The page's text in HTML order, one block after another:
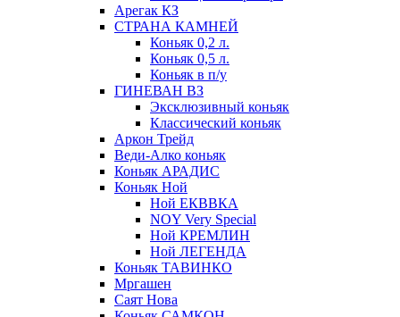
Арегак КЗ
СТРАНА КАМНЕЙ
Коньяк 0,2 л.
Коньяк 0,5 л.
Коньяк в п/у
ГИНЕВАН ВЗ
Эксклюзивный коньяк
Классический коньяк
Аркон Трейд
Веди-Алко коньяк
Коньяк АРАДИС
Коньяк Ной
Ной ЕКВВКА
NOY Very Special
Ной КРЕМЛИН
Ной ЛЕГЕНДА
Коньяк ТАВИНКО
Мргашен
Саят Нова